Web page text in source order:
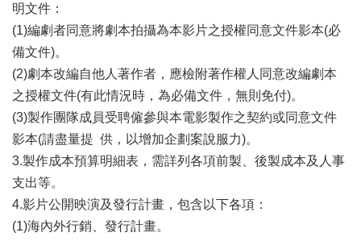
常
見
問
答
臺
北
市
政
府
政
府
明文件：
(1)編劇者同意將劇本拍攝為本影片之授權同意文件影本(必
備文件)。
(2)劇本改編自他人著作者，應檢附著作權人同意改編劇本
之授權文件(有此情況時，為必備文件，無則免付)。
(3)製作團隊成員受聘僱參與本電影製作之契約或同意文件
影本(請盡量提 供，以增加企劃案說服力)。
3.製作成本預算明細表，需詳列各項前製、後製成本及人事
支出等。
4.影片公開映演及發行計畫，包含以下各項：
(1)海內外行銷、發行計畫。